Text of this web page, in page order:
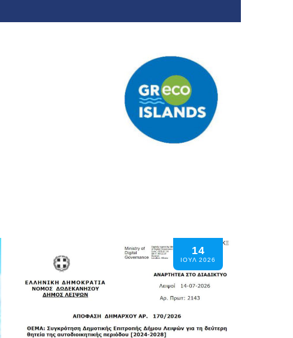
14
ΙΟΥΛ 2026
ΑΠΟΦΑΣΗ ΔΣ 28/2026
Εκλογή τακτικών και
αναπληρωματικών
μελών της Δημοτικής
Επιτροπής Δήμου